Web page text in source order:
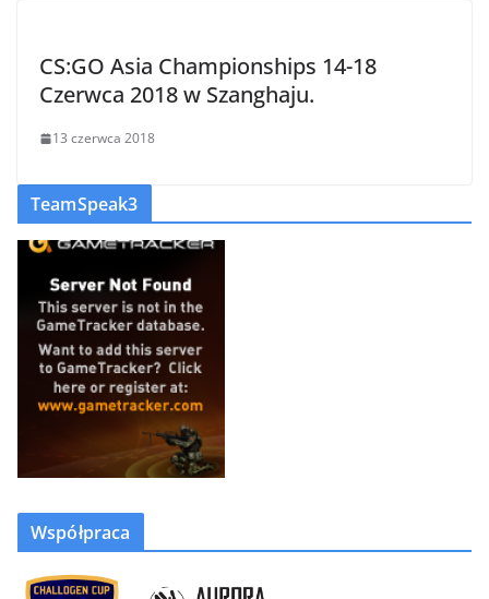
CS:GO Asia Championships 14-18
Czerwca 2018 w Szanghaju.
13 czerwca 2018
TeamSpeak3
Współpraca